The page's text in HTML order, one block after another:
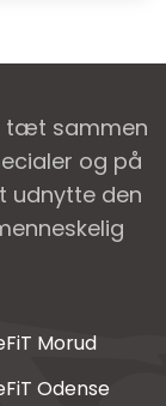
tæt sammen
og på
udnytte den
Morud
Odense